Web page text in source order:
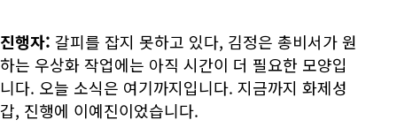
진행자: 갈피를 잡지 못하고 있다, 김정은 총비서가 원
하는 우상화 작업에는 아직 시간이 더 필요한 모양입
니다. 오늘 소식은 여기까지입니다. 지금까지 화제성
갑, 진행에 이예진이었습니다.